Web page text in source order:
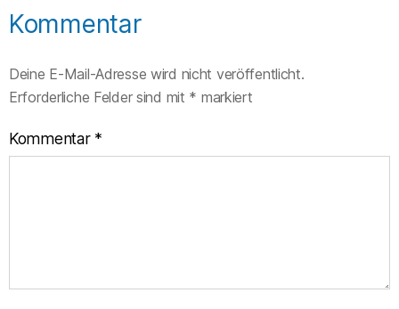
Kommentar
Deine E-Mail-Adresse wird nicht veröffentlicht.
Erforderliche Felder sind mit * markiert
Kommentar *